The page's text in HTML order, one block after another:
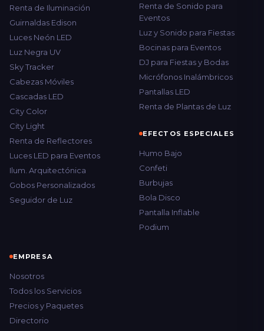
Renta de Iluminación
Guirnaldas Edison
Luces Neón LED
Luz Negra UV
Sky Tracker
Cabezas Móviles
Cascadas LED
City Color
City Light
Renta de Reflectores
Luces LED para Eventos
Ilum. Arquitectónica
Gobos Personalizados
Seguidor de Luz
Renta de Sonido para
Eventos
Luz y Sonido para Fiestas
Bocinas para Eventos
DJ para Fiestas y Bodas
Micrófonos Inalámbricos
Pantallas LED
Renta de Plantas de Luz
EFECTOS ESPECIALES
Humo Bajo
Confeti
Burbujas
Bola Disco
Pantalla Inflable
Podium
EMPRESA
Nosotros
Todos los Servicios
Precios y Paquetes
Directorio